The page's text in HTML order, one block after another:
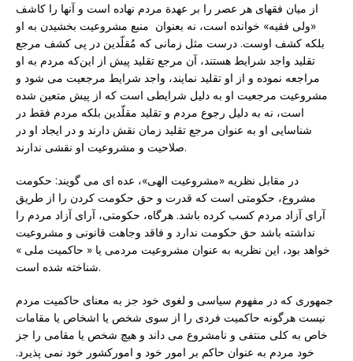
از میان فقهای هر عصر را بر عهدة مردم نهاده است و آنها را کاشف
«ولی فقیه» خوانده است، نه بعنوان منبع مشروعیت بخشیدن به او
بلکه کشف اوست. درست مثل زمانی که مُقلّدین در پی کشف مرجع
تقلید واجد شرایط هستند، آن مرجع تقلید پیش از این‌که مردم به او
مراجعه نموده و از او تقلید نمایند، واجد شرایط مرجعیت می شود و
مشروعیت مرجعیت او به دلیل شرایطی است که از پیش متعین شده
است، نه به دلیل رجوع مردم و تقلید مقلّدین بلکه مردم فقط در
شناسایی او به عنوان مرجع تقلید زمان نقش دارند و در ایجاد او در
صلاحیت و مشروعیت او نقشی ندارند.
در مقابل نظریه «مشروعیت الهى»، عده اى مى گویند: حکومت
مشروع، حکومتى است که قدرت و حق حکومت کردن را از طریق
آراى آزاد مردم کسب کرده باشد. هرگاه، حکومتى، آراى آزاد مردم را
نداشته باشد حق حکومت ندارد و فاقد وجاهت قانونی و مشروعیت
خواهد بود، این نظریه به عنوان مشروعیت مردمى یا « حاکمیت ملی »
شناخته شده است.
جمهورى که در مفهوم سیاسى و لغوى خود جز به معناى حاکمیت مردم
نیست هرگونه حاکمیت فردی را از سوى شخص یا اشخاص یا مقامات
خاص به کلى منتفى و نامشروع مى داند و هیچ شخص یا مقامى را جز
خود مردم به عنوان حاکم بر امور خود و امورکشور خود نمى پذیرد.